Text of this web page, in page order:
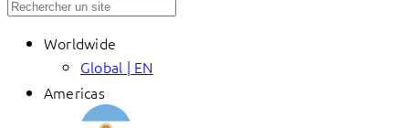
Worldwide
Global | EN
Americas